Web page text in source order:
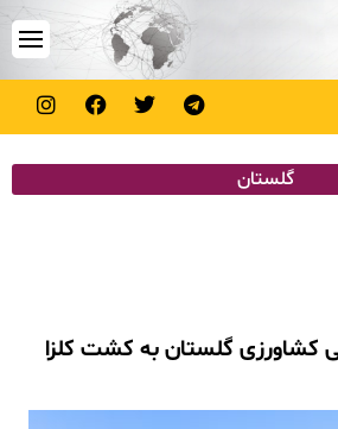
گلستان
کشاورزی گلستان به کشت کلزا